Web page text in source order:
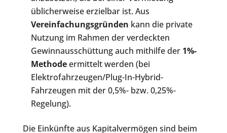
üblicherweise erzielbar ist. Aus
Vereinfachungsgründen kann die private
Nutzung im Rahmen der verdeckten
Gewinnausschüttung auch mithilfe der 1%-
Methodeermittelt werden (bei
Elektrofahrzeugen/Plug-In-Hybrid-
Fahrzeugen mit der 0,5%- bzw. 0,25%-
Regelung).
Die Einkünfte aus Kapitalvermögen sind beim